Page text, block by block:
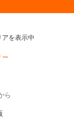
を表示中
ー
ら